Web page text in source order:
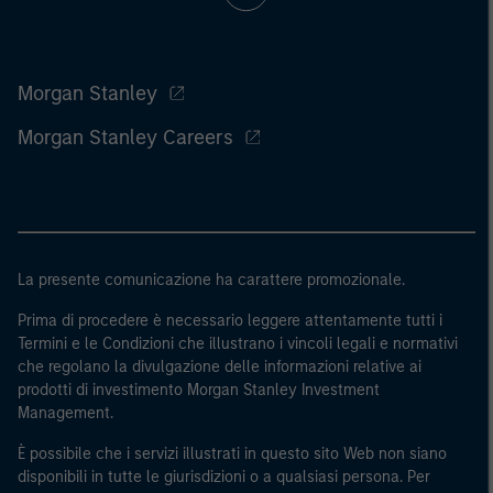
Morgan Stanley
Morgan Stanley Careers
La presente comunicazione ha carattere promozionale.
Prima di procedere è necessario leggere attentamente tutti i
Termini e le Condizioni che illustrano i vincoli legali e normativi
che regolano la divulgazione delle informazioni relative ai
prodotti di investimento Morgan Stanley Investment
Management.
È possibile che i servizi illustrati in questo sito Web non siano
disponibili in tutte le giurisdizioni o a qualsiasi persona. Per